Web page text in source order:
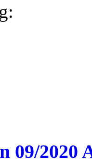
09/2020